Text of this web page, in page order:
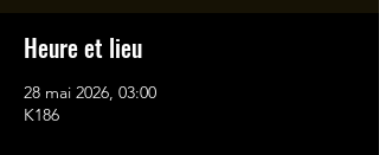
Heure et lieu
28 mai 2026, 03:00
K186